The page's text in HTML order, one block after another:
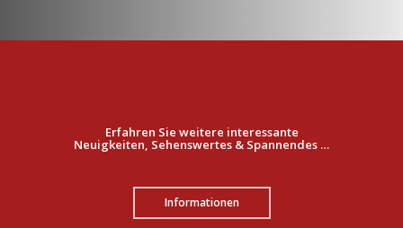
Erfahren Sie weitere interessante
Neuigkeiten, Sehenswertes & Spannendes …
Informationen